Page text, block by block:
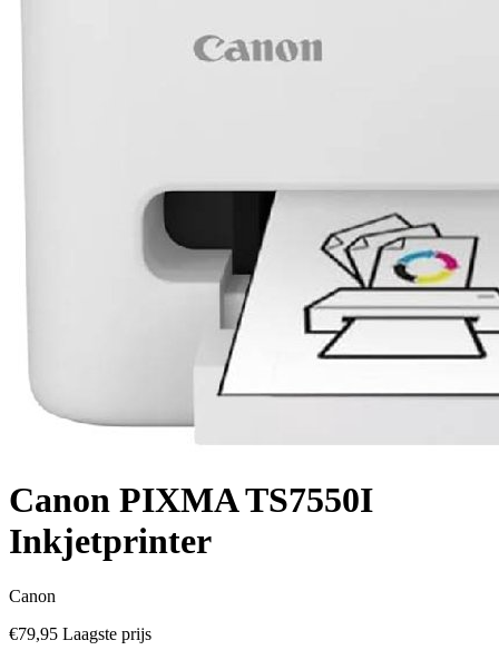
Canon PIXMA TS7550I
Inkjetprinter
Canon
€79,95 Laagste prijs